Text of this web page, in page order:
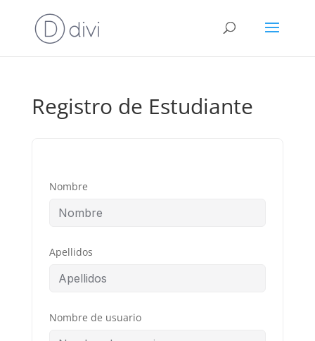
Registro de Estudiante
Nombre
Apellidos
Nombre de usuario